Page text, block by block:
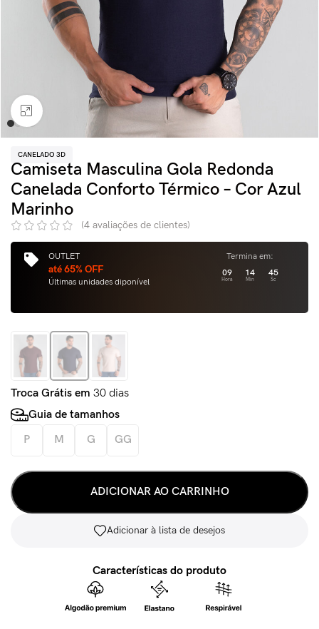
Clique para ampliar
CANELADO 3D
Camiseta Masculina Gola Redonda
Canelada Conforto Térmico – Cor Azul
Marinho
(4 avaliações de clientes)
OUTLET
até 65% OFF
Últimas unidades diponível
Termina em:
09
Hora
14
Min
44
Sc
Troca Grátis em 30 dias
Guia de tamanhos
P
M G GG
ADICIONAR AO CARRINHO
Adicionar à lista de desejos
Características do produto